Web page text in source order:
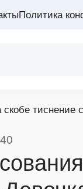
Политика
тиснение